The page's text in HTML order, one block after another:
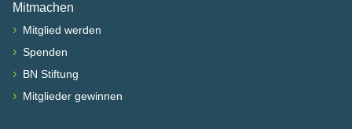
Mitmachen
› Mitglied werden
› Spenden
› BN Stiftung
› Mitglieder gewinnen